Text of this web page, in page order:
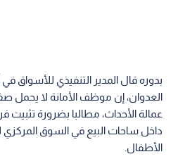
بدوره قال المدير التنفيذي للأسواق في
العدوان، إن موظف الأمانة لا يحمل
عمالة الأحداث، مطالبا بضرورة
داخل ساحات البيع في السوق
الأطفال.